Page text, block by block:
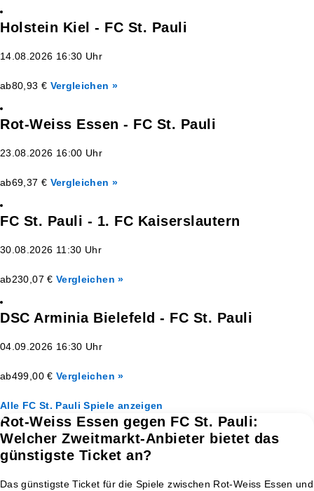
Holstein Kiel - FC St. Pauli
14.08.2026 16:30 Uhr
ab80,93 € Vergleichen »
Rot-Weiss Essen - FC St. Pauli
23.08.2026 16:00 Uhr
ab69,37 € Vergleichen »
FC St. Pauli - 1. FC Kaiserslautern
30.08.2026 11:30 Uhr
ab230,07 € Vergleichen »
DSC Arminia Bielefeld - FC St. Pauli
04.09.2026 16:30 Uhr
ab499,00 € Vergleichen »
Alle FC St. Pauli Spiele anzeigen
Rot-Weiss Essen gegen FC St. Pauli:
Welcher Zweitmarkt-Anbieter bietet das
günstigste Ticket an?
Das günstigste Ticket für die Spiele zwischen Rot-Weiss Essen und